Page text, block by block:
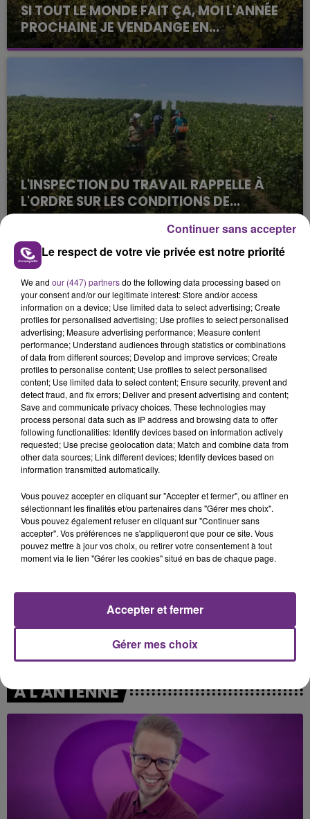
SI TOUT LE MONDE FAIT ÇA, MOI L'ANNÉE
PROCHAINE JE VENDANGE EN...
La vendange en Champagne a débuté ce jeudi 6
août dans la commune de Montgueux (Aube). Du
L'INSPECTION DU TRAVAIL RAPPELLE À
L'ORDRE SUR LES CONDITIONS DE...
Alors que les dates de début des vendange 2026
s'est avéré être plus précoce que prévu,
l'inspection du Travail en profite pour rappeler
les conditions de...
TITRES DIFFUSÉS
23h16
23h16
IMAGINE DRAGONS
Bones
23h12
23h12
ZAHO & MC SOLAAR
Comme Caroline
23h09
23h09 23h05
23h05
A L'ANTENNE
Le respect de votre vie privée est notre priorité
We and our (447) partnersdo the following data processing based on
your consent and/or our legitimate interest: Store and/or access
information on a device; Use limited data to select advertising; Create
profiles for personalised advertising; Use profiles to select personalised
advertising; Measure advertising performance; Measure content
performance; Understand audiences through statistics or combinations
of data from different sources; Develop and improve services; Create
profiles to personalise content; Use profiles to select personalised
content; Use limited data to select content; Ensure security, prevent and
detect fraud, and fix errors; Deliver and present advertising and content;
Save and communicate privacy choices. These technologies may
process personal data such as IP address and browsing data to offer
following functionalities: Identify devices based on information actively
requested; Use precise geolocation data; Match and combine data from
other data sources; Link different devices; Identify devices based on
information transmitted automatically.
Vous pouvez accepter en cliquant sur "Accepter et fermer", ou affiner en
sélectionnant les finalités et/ou partenaires dans "Gérer mes choix".
Vous pouvez également refuser en cliquant sur "Continuer sans
accepter". Vos préférences ne s'appliqueront que pour ce site. Vous
pouvez mettre à jour vos choix, ou retirer votre consentement à tout
moment via le lien "Gérer les cookies" situé en bas de chaque page.
Gérer mes choix
Accepter et fermer
Continuer sans accepter